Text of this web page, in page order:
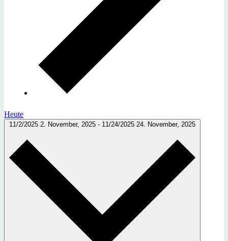
Heute
11/2/2025 2. November, 2025 - 11/24/2025 24. November, 2025